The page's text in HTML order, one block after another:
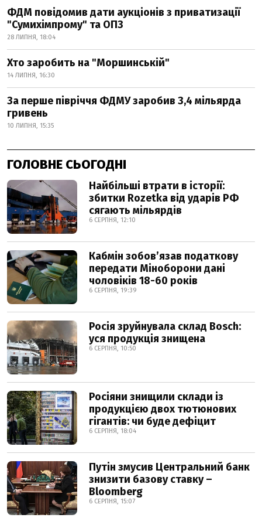
ФДМ повідомив дати аукціонів з приватизації
"Сумихімпрому" та ОПЗ
28 ЛИПНЯ, 18:04
Хто заробить на "Моршинській"
14 ЛИПНЯ, 16:30
За перше півріччя ФДМУ заробив 3,4 мільярда
гривень
10 ЛИПНЯ, 15:35
ГОЛОВНЕ СЬОГОДНІ
Найбільші втрати в історії:
збитки Rozetka від ударів РФ
сягають мільярдів
6 СЕРПНЯ, 12:10
Кабмін зобовʼязав податкову
передати Міноборони дані
чоловіків 18-60 років
6 СЕРПНЯ, 19:39
Росія зруйнувала склад Bosch:
уся продукція знищена
6 СЕРПНЯ, 10:50
Росіяни знищили склади із
продукцією двох тютюнових
гігантів: чи буде дефіцит
6 СЕРПНЯ, 18:04
Путін змусив Центральний банк
знизити базову ставку –
Bloomberg
6 СЕРПНЯ, 15:07